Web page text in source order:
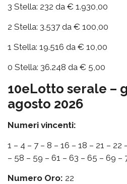
3 Stella: 232 da € 1.930,00
2 Stella: 3.537 da € 100,00
1 Stella: 19.516 da € 10,00
0 Stella: 36.248 da € 5,00
10eLotto serale –
agosto 2026
Numeri vincenti:
1 – 4 – 7 – 8 – 16 – 18 – 21 –
– 58 – 59 – 61 – 63 – 65 – 69 –
Numero Oro: 22